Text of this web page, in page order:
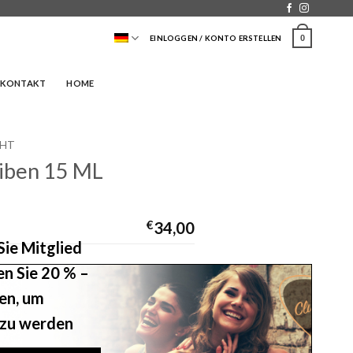
EINLOGGEN / KONTO ERSTELLEN 0
KONTAKT HOME
15 ML
€34,00
Mitglied
Sie 20 % –
um
werden